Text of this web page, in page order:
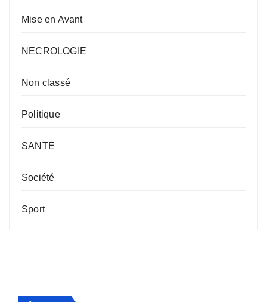
Mise en Avant
NECROLOGIE
Non classé
Politique
SANTE
Société
Sport